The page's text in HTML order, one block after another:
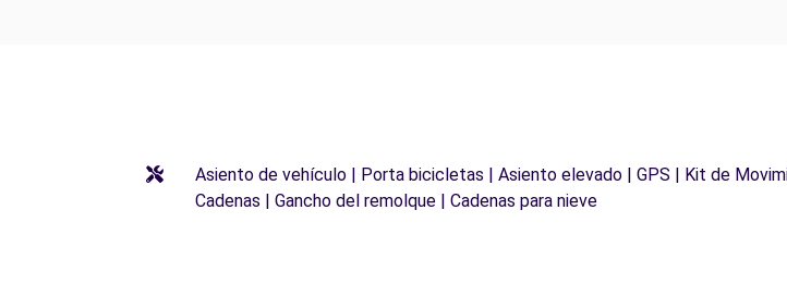
Asiento de vehículo | Porta bicicletas | Asiento elevado | GPS | Kit de
Cadenas | Gancho del remolque | Cadenas para nieve